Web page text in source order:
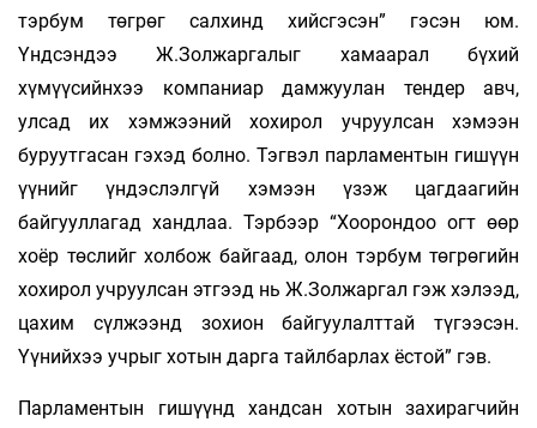
тэрбум төгрөг салхинд хийсгэсэн” гэсэн юм.
Үндсэндээ Ж.Золжаргалыг хамаарал бүхий
хүмүүсийнхээ компаниар дамжуулан тендер авч,
улсад их хэмжээний хохирол учруулсан хэмээн
буруутгасан гэхэд болно. Тэгвэл парламентын гишүүн
үүнийг үндэслэлгүй хэмээн үзэж цагдаагийн
байгууллагад хандлаа. Тэрбээр “Хоорондоо огт өөр
хоёр төслийг холбож байгаад, олон тэрбум төгрөгийн
хохирол учруулсан этгээд нь Ж.Золжаргал гэж хэлээд,
цахим сүлжээнд зохион байгуулалттай түгээсэн.
Үүнийхээ учрыг хотын дарга тайлбарлах ёстой” гэв.
Парламентын гишүүнд хандсан хотын захирагчийн